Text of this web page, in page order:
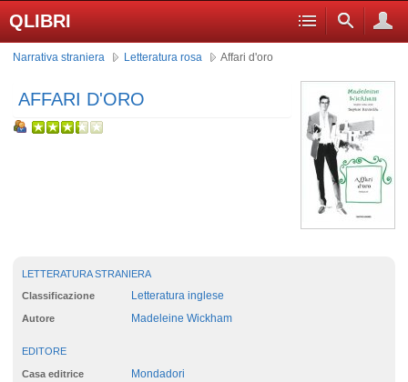
QLIBRI
Narrativa straniera Letteratura rosa Affari d'oro
AFFARI D'ORO
LETTERATURA STRANIERA
Classificazione Letteratura inglese
Autore Madeleine Wickham
EDITORE
Casa editrice Mondadori